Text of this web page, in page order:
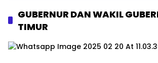
GUBERNUR DAN WAKIL
TIMUR